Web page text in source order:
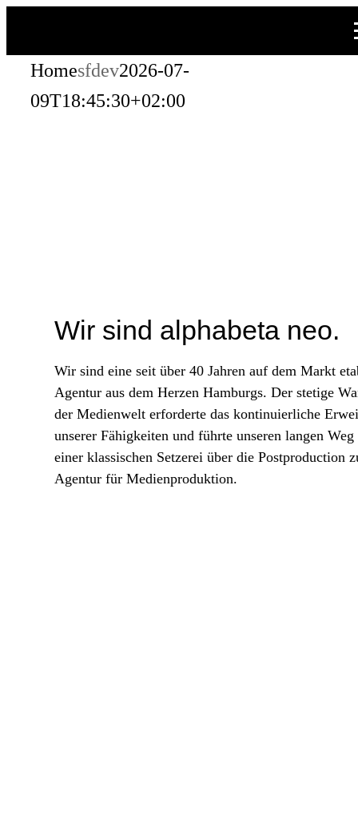
Inhalt
springen
Homesfdev2026-07-
09T18:45:30+02:00
Wir sind alphabeta neo.
Wir sind eine seit über 40 Jahren auf dem Markt
Agentur aus dem Herzen Hamburgs. Der stetige
der Medienwelt erforderte das kontinuierliche
unserer Fähigkeiten und führte unseren langen
einer klassischen Setzerei über die Postproduction
Agentur für Medienproduktion.